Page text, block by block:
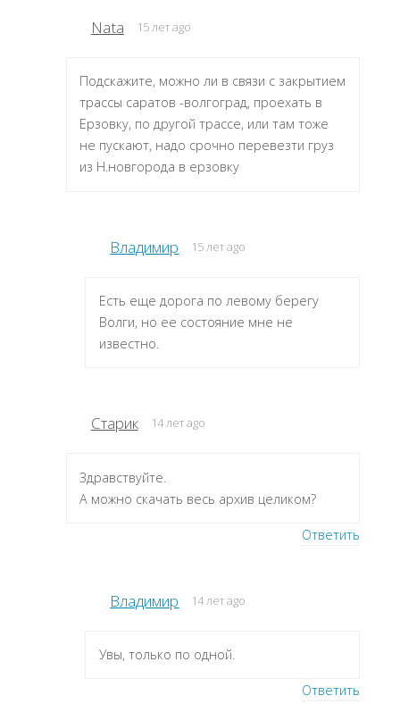
Nata 15 лет ago
Подскажите, можно ли в связи с закрытием
трассы саратов -волгоград, проехать в
Ерзовку, по другой трассе, или там тоже
не пускают, надо срочно перевезти груз
из Н.новгорода в ерзовку
Владимир 15 лет ago
Есть еще дорога по левому берегу
Волги, но ее состояние мне не
известно.
Старик 14 лет ago
Здравствуйте.
А можно скачать весь архив целиком?
Ответить
Владимир 14 лет ago
Увы, только по одной.
Ответить